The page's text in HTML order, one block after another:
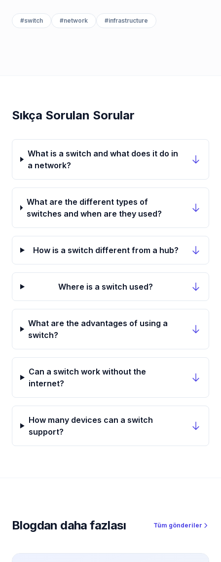
#switch #network #infrastructure
Sıkça Sorulan Sorular
What is a switch and what does it do in
a network?
What are the different types of
switches and when are they used?
How is a switch different from a hub?
Where is a switch used?
What are the advantages of using a
switch?
Can a switch work without the
internet?
How many devices can a switch
support?
Blogdan daha fazlası Tüm gönderiler